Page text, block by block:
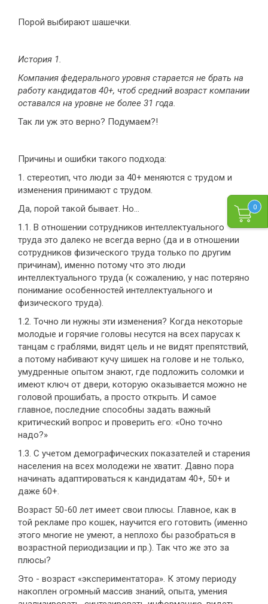
0
Порой выбирают шашечки.
История 1.
Компания федерального уровня старается не брать на
работу кандидатов 40+, чтоб средний возраст компании
оставался на уровне не более 31 года.
Так ли уж это верно? Подумаем?!
Причины и ошибки такого подхода:
1. стереотип, что люди за 40+ меняются с трудом и
изменения принимают с трудом.
Да, порой такой бывает. Но…
1.1. В отношении сотрудников интеллектуального
труда это далеко не всегда верно (да и в отношении
сотрудников физического труда только по другим
причинам), именно потому что это люди
интеллектуального труда (к сожалению, у нас потеряно
понимание особенностей интеллектуального и
физического труда).
1.2. Точно ли нужны эти изменения? Когда некоторые
молодые и горячие головы несутся на всех парусах к
танцам с граблями, видят цель и не видят препятствий,
а потому набивают кучу шишек на голове и не только,
умудренные опытом знают, где подложить соломки и
имеют ключ от двери, которую оказывается можно не
головой прошибать, а просто открыть. И самое
главное, последние способны задать важный
критический вопрос и проверить его: «Оно точно
надо?»
1.3. С учетом демографических показателей и старения
населения на всех молодежи не хватит. Давно пора
начинать адаптироваться к кандидатам 40+, 50+ и
даже 60+.
Возраст 50-60 лет имеет свои плюсы. Главное, как в
той рекламе про кошек, научится его готовить (именно
этого многие не умеют, а неплохо бы разобраться в
возрастной периодизации и пр.). Так что же это за
плюсы?
Это - возраст «экспериментатора». К этому периоду
накоплен огромный массив знаний, опыта, умения